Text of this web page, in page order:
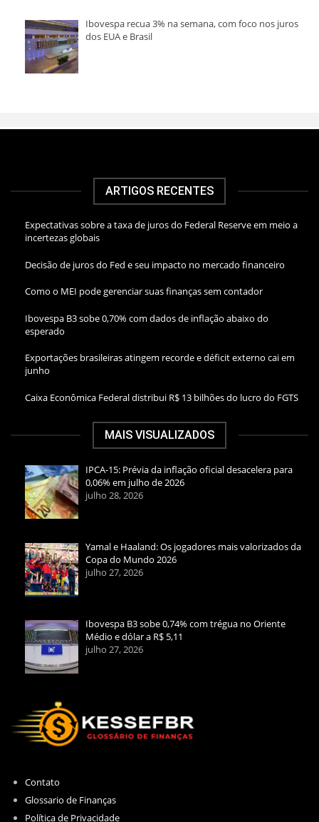
Ibovespa recua 3% na semana, com foco nos juros
dos EUA e Brasil
ARTIGOS RECENTES
Expectativas sobre a taxa de juros do Federal Reserve em meio a
incertezas globais
Decisão de juros do Fed e seu impacto no mercado financeiro
Como o MEI pode gerenciar suas finanças sem contador
Ibovespa B3 sobe 0,70% com dados de inflação abaixo do
esperado
Exportações brasileiras atingem recorde e déficit externo cai em
junho
Caixa Econômica Federal distribui R$ 13 bilhões do lucro do FGTS
MAIS VISUALIZADOS
IPCA-15: Prévia da inflação oficial desacelera para
0,06% em julho de 2026
julho 28, 2026
Yamal e Haaland: Os jogadores mais valorizados da
Copa do Mundo 2026
julho 27, 2026
Ibovespa B3 sobe 0,74% com trégua no Oriente
Médio e dólar a R$ 5,11
julho 27, 2026
Contato
Glossario de Finanças
Política de Privacidade